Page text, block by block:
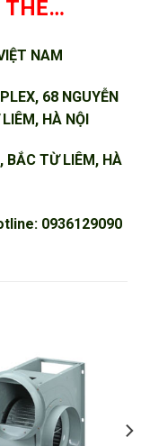
THỂ…
NAM
68 NGUYỄN
HÀ NỘI
BẮC TỪ LIÊM, HÀ
0936129090